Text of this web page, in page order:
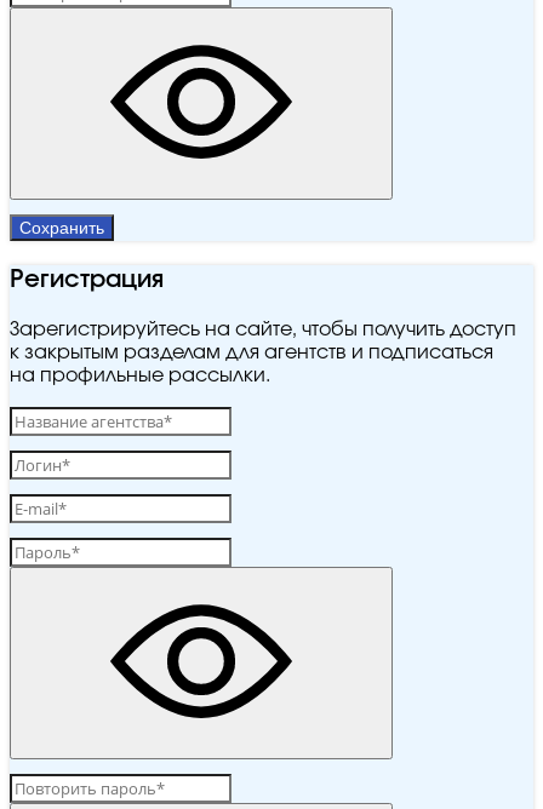
Сохранить
Регистрация
Зарегистрируйтесь на сайте, чтобы получить доступ
к закрытым разделам для агентств и подписаться
на профильные рассылки.